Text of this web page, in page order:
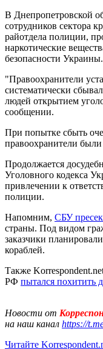
В Днепропетровской
сотрудников сектора
райотдела полиции,
наркотические
безопасности Украины.
"Правоохранители
систематически
людей открытием
сообщении.
При попытке сбыть
правоохранители
Продолжается
Уголовного кодекса
привлечении к
полиции.
Напомним, СБУ
страны. Под видом
заказчики
кораблей.
Также
РФ пытался похитить
Новости от
на наш канал https://
Читайте